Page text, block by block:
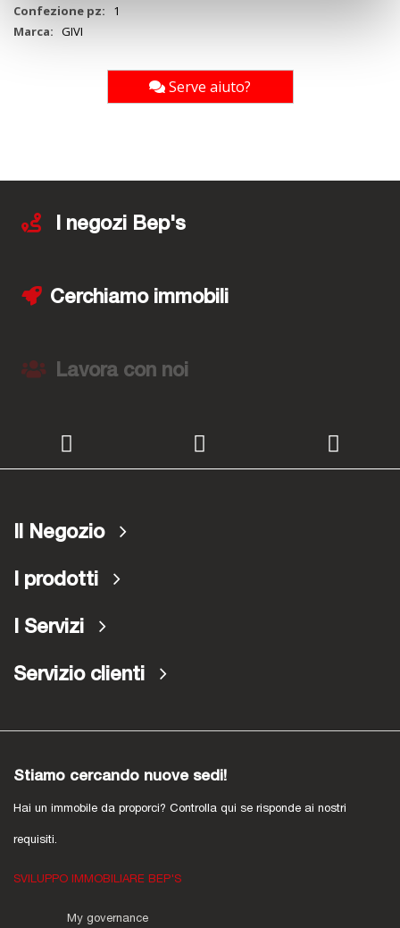
1
GIVI
Serve aiuto?
I negozi Bep's
Cerchiamo immobili
Lavora con noi
Il Negozio
I prodotti
I Servizi
Servizio clienti
Stiamo cercando nuove sedi!
Hai un immobile da proporci? Controlla qui se risponde ai nostri
requisiti.
SVILUPPO IMMOBILIARE BEP'S
My governance